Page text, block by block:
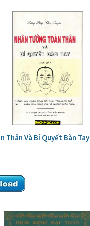
Thân Và Bí Quyết Bàn Tay